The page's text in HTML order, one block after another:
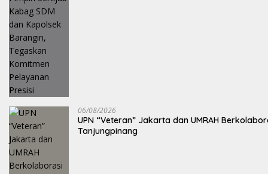
06/08/2026
UPN “Veteran” Jakarta dan UMRAH
Tanjungpinang